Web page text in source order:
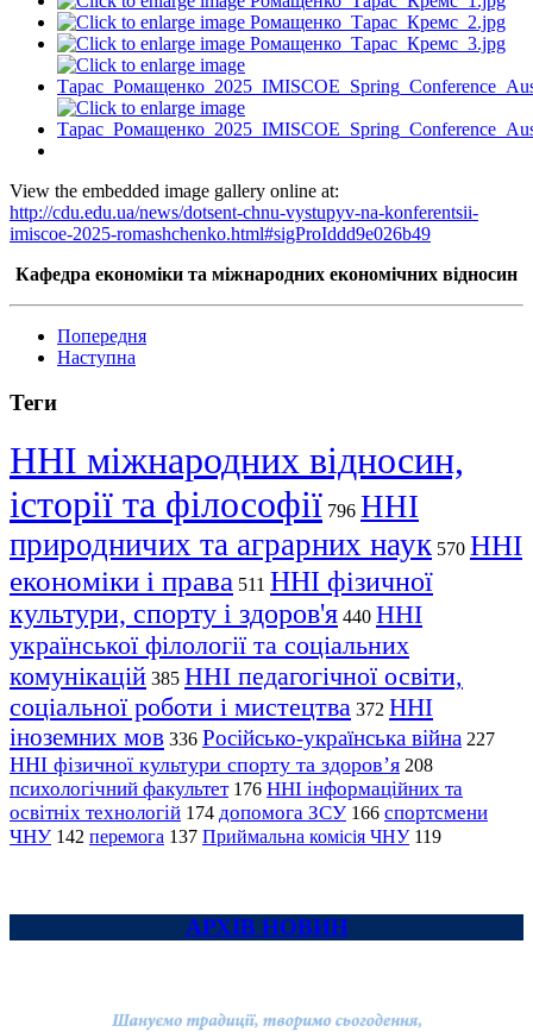
View the embedded image gallery online at:
http://cdu.edu.ua/news/dotsent-chnu-vystupyv-na-konferentsii-
imiscoe-2025-romashchenko.html#sigProIddd9e026b49
Кафедра економіки та міжнародних економічних відносин
Попередня
Наступна
Теги
ННІ міжнародних відносин,
історії та філософії 796 ННІ
природничих та аграрних наук 570 ННІ
економіки і права 511 ННІ фізичної
культури, спорту і здоров'я 440 ННІ
української філології та соціальних
комунікацій 385 ННІ педагогічної освіти,
соціальної роботи і мистецтва 372 ННІ
іноземних мов 336 Російсько-українська війна 227
ННІ фізичної культури спорту та здоров’я 208
психологічний факультет 176 ННІ інформаційних та
освітніх технологій 174 допомога ЗСУ 166 спортсмени
ЧНУ 142 перемога 137 Приймальна комісія ЧНУ 119
АРХІВ НОВИН